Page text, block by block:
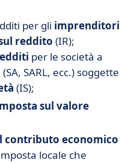
per gli imprenditori
reddito (IR);
per le società a
SARL, ecc.) soggette
(IS);
sul valore
contributo economico
locale che